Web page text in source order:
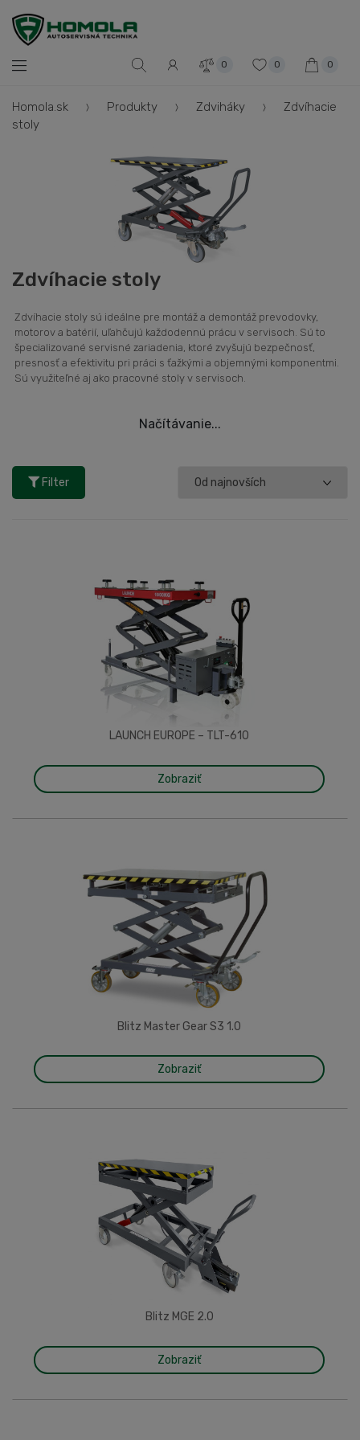
0 0 0
Homola.sk Produkty Zdviháky
Zdvíhacie
stoly
Zdvíhacie stoly
Zdvíhacie stoly sú ideálne pre montáž a demontáž prevodovky,
motorov a batérií, uľahčujú každodennú prácu v servisoch. Sú to
špecializované servisné zariadenia, ktoré zvyšujú bezpečnosť,
presnosť a efektivitu pri práci s ťažkými a objemnými komponentmi.
Sú využiteľné aj ako pracovné stoly v servisoch.
Načítávanie...
Filter
LAUNCH EUROPE – TLT-610
Zobraziť
Blitz Master Gear S3 1.0
Zobraziť
Blitz MGE 2.0
Zobraziť